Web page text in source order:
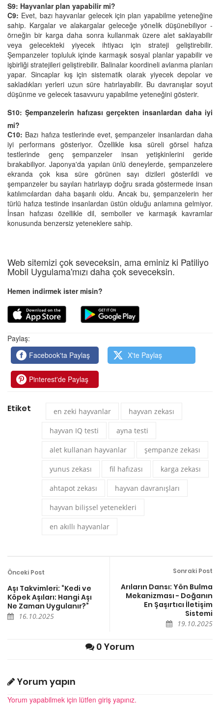
S9: Hayvanlar plan yapabilir mi?
C9: Evet, bazı hayvanlar gelecek için plan yapabilme yeteneğine
sahip. Kargalar ve alakargalar geleceğe yönelik düşünebiliyor -
örneğin bir karga daha sonra kullanmak üzere alet saklayabilir
veya gelecekteki yiyecek ihtiyacı için strateji geliştirebilir.
Şempanzeler topluluk içinde karmaşık sosyal planlar yapabilir ve
işbirliği stratejileri geliştirebilir. Balinalar koordineli avlanma planları
yapar. Sincaplar kış için sistematik olarak yiyecek depolar ve
sakladıkları yerleri uzun süre hatırlayabilir. Bu davranışlar soyut
düşünme ve gelecek tasavvuru yapabilme yeteneğini gösterir.
S10: Şempanzelerin hafızası gerçekten insanlardan daha iyi
mi?
C10: Bazı hafıza testlerinde evet, şempanzeler insanlardan daha
iyi performans gösteriyor. Özellikle kısa süreli görsel hafıza
testlerinde genç şempanzeler insan yetişkinlerini geride
bırakabiliyor. Japonya'da yapılan ünlü deneylerde, şempanzelere
ekranda çok kısa süre görünen sayı dizileri gösterildi ve
şempanzeler bu sayıları hatırlayıp doğru sırada göstermede insan
katılımcılardan daha başarılı oldu. Ancak bu, şempanzelerin her
türlü hafıza testinde insanlardan üstün olduğu anlamına gelmiyor.
İnsan hafızası özellikle dil, semboller ve karmaşık kavramlar
konusunda benzersiz yeteneklere sahip.
Web sitemizi çok seveceksin, ama eminiz ki Patiliyo
Mobil Uygulama'mızı daha çok seveceksin.
Hemen indirmek ister misin?
Paylaş:
Facebook'ta Paylaş
X'te Paylaş
Pinterest'de Paylaş
Etiket en zeki hayvanlar hayvan zekası
hayvan IQ testi ayna testi
alet kullanan hayvanlar şempanze zekası
yunus zekası fil hafızası karga zekası
ahtapot zekası hayvan davranışları
hayvan bilişsel yetenekleri
en akıllı hayvanlar
Önceki Post
Aşı Takvimleri: “Kedi ve
Köpek Aşıları: Hangi Aşı
Ne Zaman Uygulanır?”
16.10.2025
Sonraki Post
Arıların Dansı: Yön Bulma
Mekanizması - Doğanın
En Şaşırtıcı İletişim
Sistemi
19.10.2025
0 Yorum
Yorum yapın
Yorum yapabilmek için lütfen giriş yapınız.